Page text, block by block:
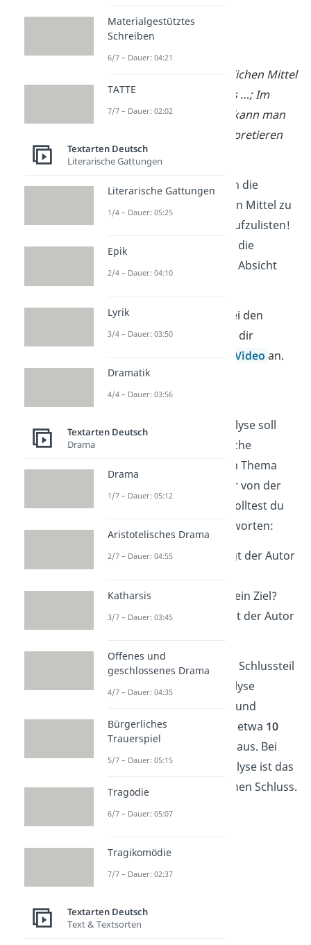
Formulierungshilfe:
Sprachanalyse
Hinsichtlich der sprachlichen Mittel
ist mir aufgefallen, dass …; Im
Zusammenhang mit … kann man
diese Auffälligkeit interpretieren
als …
Wichtig:
Versuche, auch die
der stilistischen Mittel zu
erklären, statt sie nur aufzulisten!
So erfährst du viel über die
Autorintention, also die Absicht
Du bist noch nicht fit bei den
Stilmitteln? Dann schau dir
Video an.
4. Intention
Aus deiner Sachtextanalyse soll
auch hervorgehen, welche
Meinung der Autor zum Thema
vertritt. Du sprichst hier von der
Autorintention
. Dazu solltest du
folgende Fragen beantworten:
Welches
verfolgt der Autor
Erreicht der Autor sein Ziel?
WelcheLeser
spricht der Autor
Tipp:Fast geschafft! Im Schlussteil
wird deine Sachtextanalyse
abgerundet. Einleitung und
Schluss machen jeweils etwa 10
Prozentdeiner Analyse aus. Bei
fünf Seiten Sachtextanalyse ist das
eine halbe Seite für deinen Schluss.
Materialgestütztes
Schreiben
6/7 – Dauer: 04:21
TATTE
7/7 – Dauer: 02:02
Textarten Deutsch
Literarische Gattungen
Literarische Gattungen
1/4 – Dauer: 05:25
Epik
2/4 – Dauer: 04:10
Lyrik
3/4 – Dauer: 03:50
Dramatik
4/4 – Dauer: 03:56
Textarten Deutsch
Drama
Drama
1/7 – Dauer: 05:12
Aristotelisches Drama
2/7 – Dauer: 04:55
Katharsis
3/7 – Dauer: 03:45
Offenes und
geschlossenes Drama
4/7 – Dauer: 04:35
Bürgerliches
Trauerspiel
5/7 – Dauer: 05:15
Tragödie
6/7 – Dauer: 05:07
Tragikomödie
7/7 – Dauer: 02:37
Textarten Deutsch
Text & Textsorten